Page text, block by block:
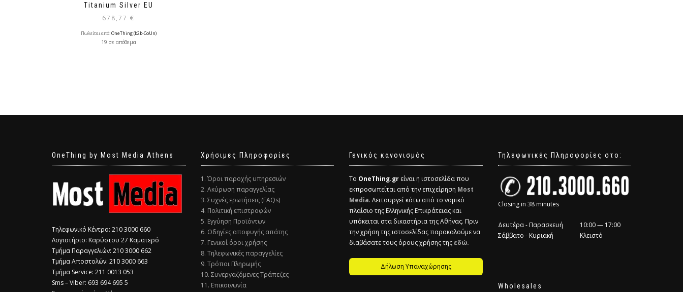
Titanium Silver EU
678,77€
Πωλείται από:OneThing (b2b-CoUn)
19 σε απόθεμα
OneThing by Most Media Athens
Τηλεφωνικό Κέντρο: 210 3000 660
Λογιστήριο: Καρύστου 27 Καματερό
Τμήμα Παραγγελιών: 210 3000 662
Τμήμα Αποστολών: 210 3000 663
Τμήμα Service: 211 0013 053
Sms – Viber: 693 694 695 5
Χρήσιμες Πληροφορίες
1. Όροι παροχής υπηρεσιών
2. Ακύρωση παραγγελίας
3. Συχνές ερωτήσεις (FAQs)
4. Πολιτική επιστροφών
5. Εγγύηση Προϊόντων
6. Οδηγίες αποφυγής απάτης
7. Γενικοί όροι χρήσης
8. Τηλεφωνικές παραγγελίες
9. Τρόποι Πληρωμής
10. Συνεργαζόμενες Τράπεζες
11. Επικοινωνία
Γενικός κανονισμός
Το OneThing.gr είναι η ιστοσελίδα που
εκπροσωπείται από την επιχείρηση Most
Media. Λειτουργεί κάτω από το νομικό
πλαίσιο της Ελληνικής Επικράτειας και
υπόκειται στα δικαστήρια της Αθήνας. Πριν
την χρήση της ιστοσελίδας παρακαλούμε να
διαβάσατε τους όρους χρήσης τηςεδώ.
Δήλωση Υπαναχώρησης
Τηλεφωνικές Πληροφορίες στο:
Closing in 38 minutes
Δευτέρα - Παρασκευή
10:00 — 17:00
Σάββατο - Κυριακή
Κλειστό
Wholesales